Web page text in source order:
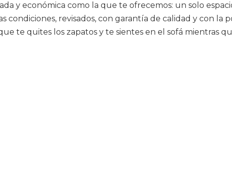
y económica como la que te ofrecemos: un solo
condiciones, revisados, con garantía de calidad y con la
te quites los zapatos y te sientes en el sofá mientras